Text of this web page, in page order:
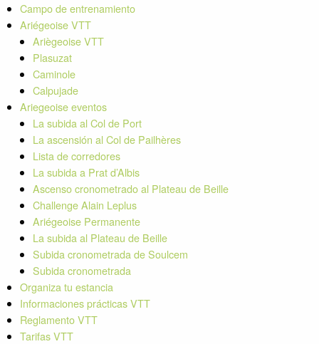
NOTICIAS
Socios
Vídeos
Campo de entrenamiento
Ariégeoise VTT
Ariègeoise VTT
Plasuzat
Caminole
Calpujade
Ariegeoise eventos
La subida al Col de Port
La ascensión al Col de Pailhères
Lista de corredores
La subida a Prat d’Albis
Ascenso cronometrado al Plateau de Beille
Challenge Alain Leplus
Ariégeoise Permanente
La subida al Plateau de Beille
Subida cronometrada de Soulcem
Subida cronometrada
Organiza tu estancia
Informaciones prácticas VTT
Reglamento VTT
Tarifas VTT